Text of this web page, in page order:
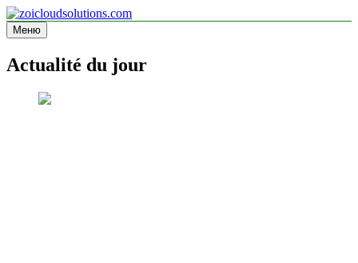
Перейти
к
содержимому
zoicloudsolutions.com
Меню
Actualité du jour